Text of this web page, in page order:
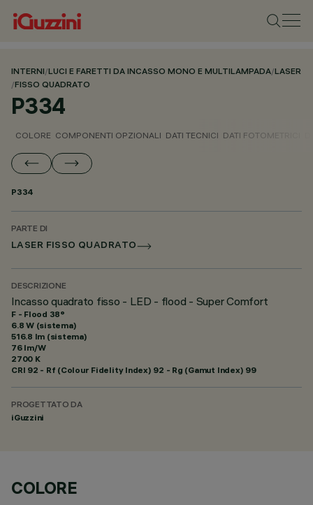
INTERNI/LUCI E FARETTI DA INCASSO MONO E MULTILAMPADA/LASER
/FISSO QUADRATO
P334
COLORE COMPONENTI OPZIONALI DATI TECNICI DATI FOTOMETRICI
P334
PARTE DI
LASER FISSO QUADRATO
DESCRIZIONE
Incasso quadrato fisso - LED - flood - Super Comfort
F - Flood 38°
6.8 W (sistema)
516.8 lm (sistema)
76 lm/W
2700 K
CRI 92 - Rf (Colour Fidelity Index) 92 - Rg (Gamut Index) 99
PROGETTATO DA
iGuzzini
COLORE